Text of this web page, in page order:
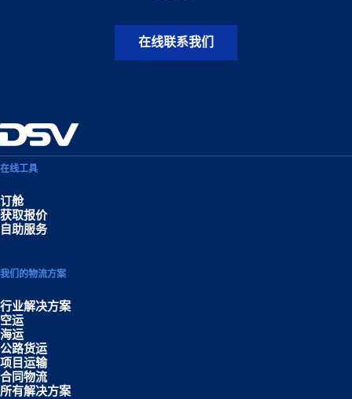
在线联系我们
在线工具
订舱
获取报价
自助服务
我们的物流方案
行业解决方案
空运
海运
公路货运
项目运输
合同物流
所有解决方案